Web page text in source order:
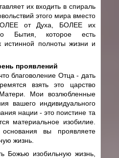
их входить в спираль
этого мира вместо
от Духа, БОЛЕЕ их
Бытия, которое есть
истинной полноты жизни и
проявлений
благоволение Отца - дать
взять это царство
Мои возлюбленные
вашего индивидуального
нации - это поистине та
материальное изобилие.
вы проявляете
жизнь.
Божью изобильную жизнь,